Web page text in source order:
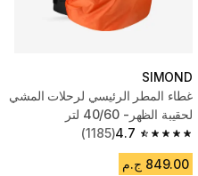
SIMOND
غطاء المطر الرئيسي لرحلات المشي
لحقيبة الظهر- 40/60 لتر
4.7
4.7 out of 5 stars from 1185 reviews
(1185)
849.00 ج.م